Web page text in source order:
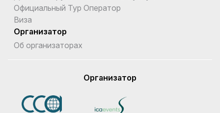
Официальный Тур Оператор
Виза
Организатор
Об организаторах
Организатор